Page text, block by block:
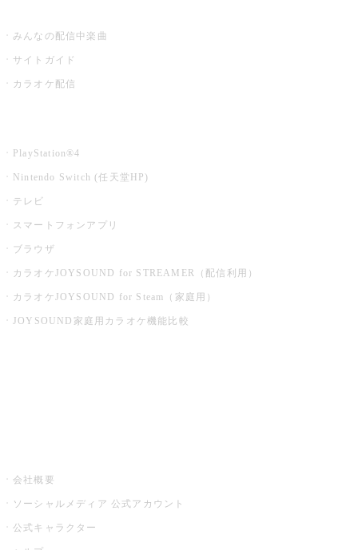
みんなの配信中楽曲
サイトガイド
カラオケ配信
PlayStation®4
Nintendo Switch (任天堂HP)
テレビ
スマートフォンアプリ
ブラウザ
カラオケJOYSOUND for STREAMER（配信利用）
カラオケJOYSOUND for Steam（家庭用）
JOYSOUND家庭用カラオケ機能比較
会社概要
ソーシャルメディア 公式アカウント
公式キャラクター